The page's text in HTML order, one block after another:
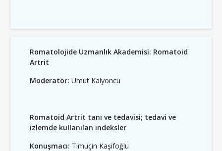
Romatolojide Uzmanlık Akademisi: Romatoid
Artrit
Moderatör: Umut Kalyoncu
Romatoid Artrit tanı ve tedavisi; tedavi ve
izlemde kullanılan indeksler
Konuşmacı: Timuçin Kaşifoğlu